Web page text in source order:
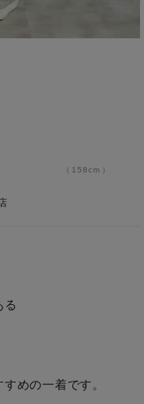
158cm
る
めの一着です。